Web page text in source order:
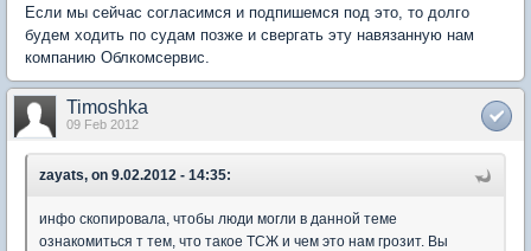
Если мы сейчас согласимся и подпишемся под это, то долго
будем ходить по судам позже и свергать эту навязанную нам
компанию Облкомсервис.
Timoshka
09 Feb 2012
zayats, on 9.02.2012 - 14:35:
инфо скопировала, чтобы люди могли в данной теме
ознакомиться т тем, что такое ТСЖ и чем это нам грозит. Вы